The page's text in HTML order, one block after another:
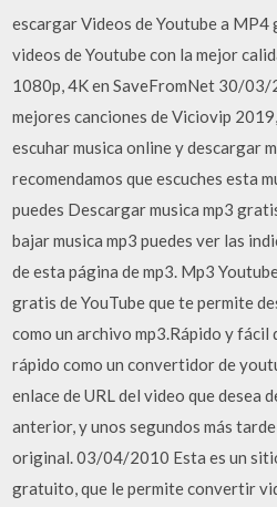
escargar Videos de Youtube a
videos de Youtube con la mejor
1080p, 4K en SaveFromNet 30/03/
mejores canciones de Viciovip
escuhar musica online y descargar
recomendamos que escuches esta
puedes Descargar musica mp3
bajar musica mp3 puedes ver las
de esta página de mp3. Mp3
gratis de YouTube que te permite
como un archivo mp3.Rápido y fácil
rápido como un convertidor de
enlace de URL del video que desea
anterior, y unos segundos más
original. 03/04/2010 Esta es un
gratuito, que le permite convertir